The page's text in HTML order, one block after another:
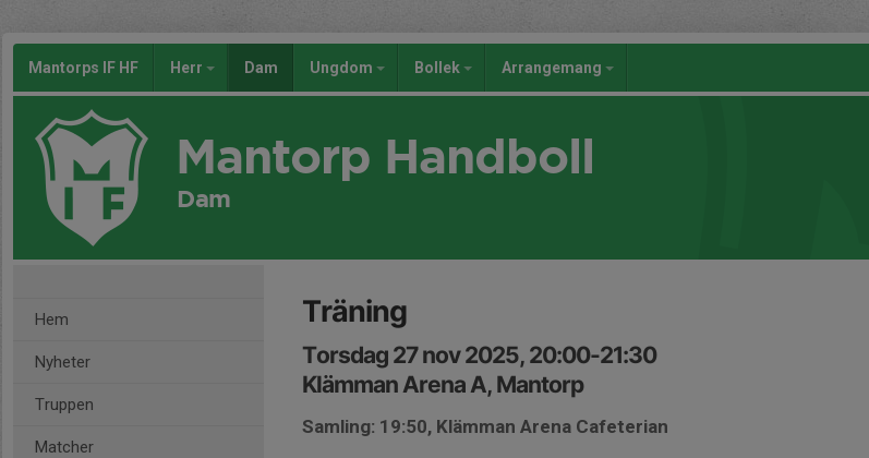
Mantorps IF HF Herr Dam Ungdom Bollek Arrangemang
Mantorp Handboll
Dam
Hem
Nyheter
Truppen
Matcher
Träning
Torsdag 27 nov 2025, 20:00-21:30
Klämman Arena A, Mantorp
Samling: 19:50, Klämman Arena Cafeterian